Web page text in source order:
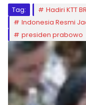
Tag:
Hadiri KTT
Indonesia Resmi
presiden prabowo